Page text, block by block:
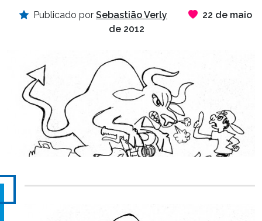
Publicado por Sebastião Verly
22 de maio
de 2012